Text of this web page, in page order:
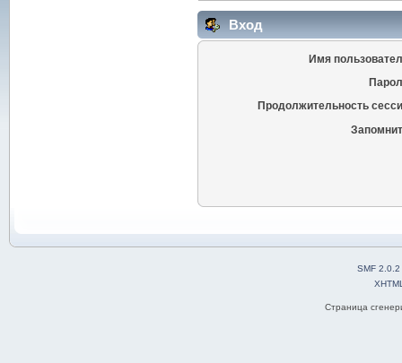
Вход
Имя
Продолжительность
SMF 2.0.2
Страница